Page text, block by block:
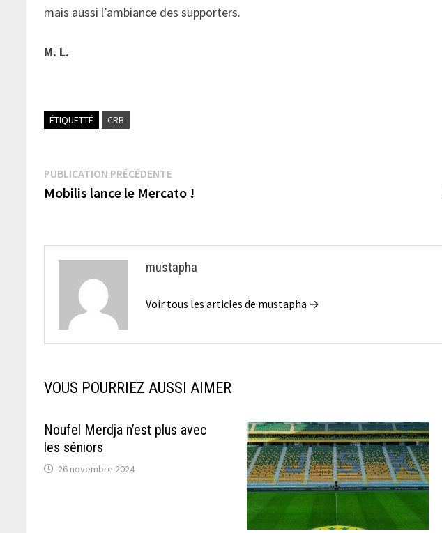
mais aussi l’ambiance des supporters.
M. L.
ÉTIQUETTÉ CRB
Navigation
de
PUBLICATION PRÉCÉDENTEPublication
précédente :
Mobilis lance le Mercato !
mustapha
Voir tous les articles de mustapha →
VOUS POURRIEZ AUSSI AIMER
Noufel Merdja n’est plus avec
les séniors
26 novembre 2024